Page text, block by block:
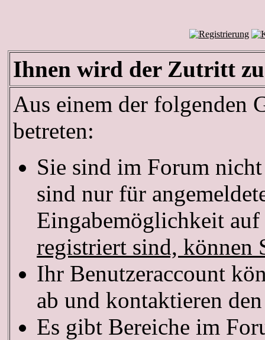
Ihnen wird der Zutritt zu
Aus einem der folgenden
betreten:
Sie sind im Forum
sind nur für
Eingabemöglichkeit
registriert sind, können
Ihr Benutzeraccount
ab und kontaktieren
Es gibt Bereiche im